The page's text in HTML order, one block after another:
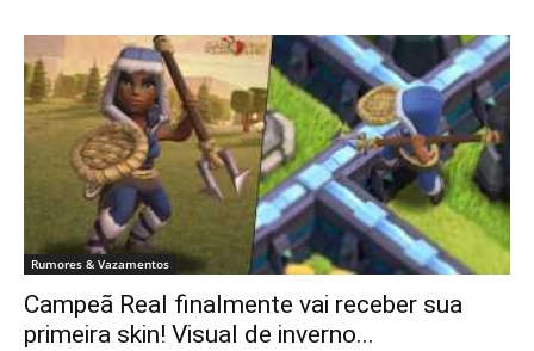
Rumores & Vazamentos
Campeã Real finalmente vai receber sua
primeira skin! Visual de inverno...